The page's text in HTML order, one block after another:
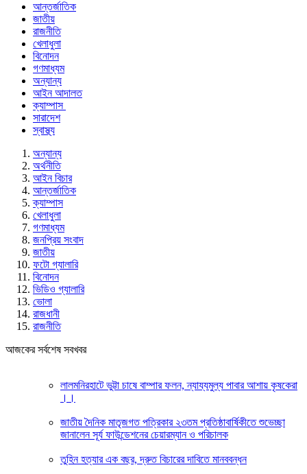
আন্তর্জাতিক
জাতীয়
রাজনীতি
খেলাধুলা
বিনোদন
গণমাধ্যম
অন্যান্য
আইন আদালত
ক্যাম্পাস
সারাদেশ
স্বাস্থ্য
অন্যান্য
অর্থনীতি
আইন বিচার
আন্তর্জাতিক
ক্যাম্পাস
খেলাধুলা
গণমাধ্যম
জনপ্রিয় সংবাদ
জাতীয়
ফটো গ্যালারি
বিনোদন
ভিডিও গ্যালারি
ভোলা
রাজধানী
রাজনীতি
আজকের সর্বশেষ সবখবর
লালমনিরহাটে ভুট্টা চাষে বাম্পার ফলন, ন্যায্যমুল্য পাবার আশায় কৃষকেরা
।।
জাতীয় দৈনিক মাতৃজগত পত্রিকার ২৩তম প্রতিষ্ঠাবার্ষিকীতে শুভেচ্ছা
জানালেন সূর্য ফাউন্ডেশনের চেয়ারম্যান ও পরিচালক
তুহিন হত্যার এক বছর, দ্রুত বিচারের দাবিতে মানববন্ধন